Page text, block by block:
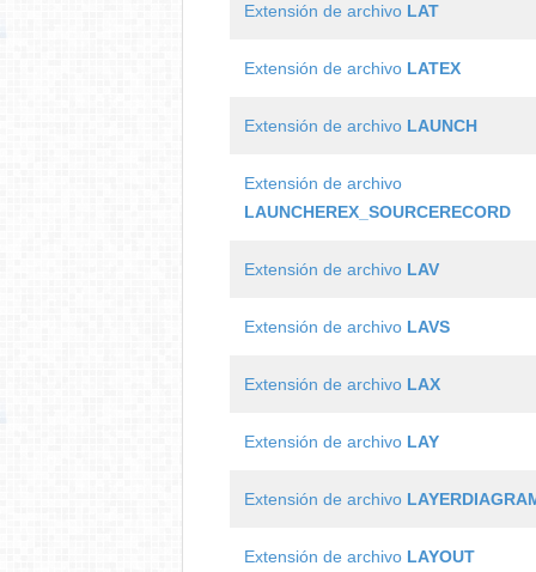
Extensión de archivo LAT
Extensión de archivo LATEX
Extensión de archivo LAUNCH
Extensión de archivo
LAUNCHEREX_SOURCERECORD
Extensión de archivo LAV
Extensión de archivo LAVS
Extensión de archivo LAX
Extensión de archivo LAY
Extensión de archivo
Extensión de archivo LAYOUT